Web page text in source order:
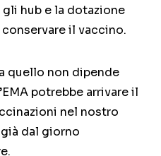
gli hub e la dotazione
il vaccino.
quello non dipende
potrebbe arrivare il
nel nostro
dal giorno